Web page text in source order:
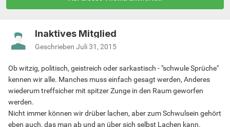
Inaktives Mitglied
Geschrieben Juli 31, 2015
Ob witzig, politisch, geistreich oder sarkastisch - "schwule Sprüche"
kennen wir alle. Manches muss einfach gesagt werden, Anderes
wiederum treffsicher mit spitzer Zunge in den Raum geworfen
werden.
Nicht immer können wir drüber lachen, aber zum Schwulsein gehört
eben auch, das man ab und an über sich selbst Lachen kann.